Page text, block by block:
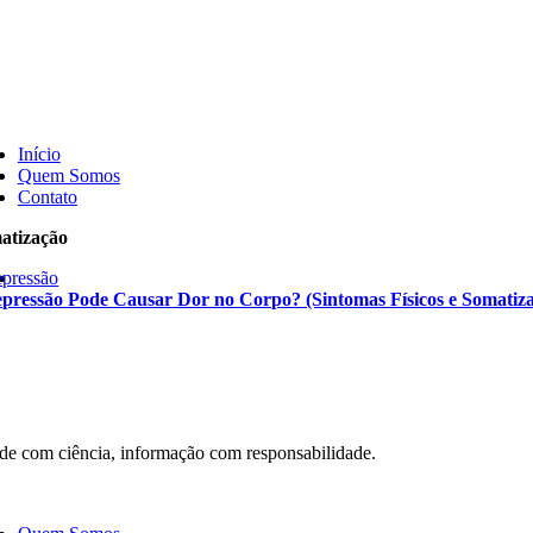
Início
Quem Somos
Contato
Pode Causar Dor no Corpo? (Sintomas Físicos e
com ciência, informação com responsabilidade.